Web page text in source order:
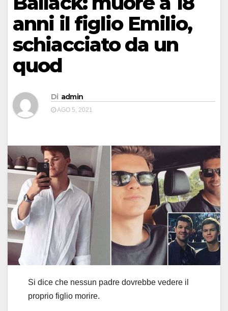
anni il figlio Emilio,
schiacciato da un
quod
Di admin
AGO 5, 2021
Si dice che nessun padre dovrebbe vedere il
proprio figlio morire.